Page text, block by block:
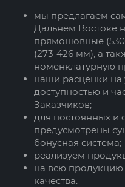
мы предлагаем
Дальнем Востоке
прямошовные
(273-426 мм), а
номенклатурную
наши расценки на
доступностью и
Заказчиков;
для постоянных и
предусмотрены
бонусная система;
реализуем
на всю
качества.